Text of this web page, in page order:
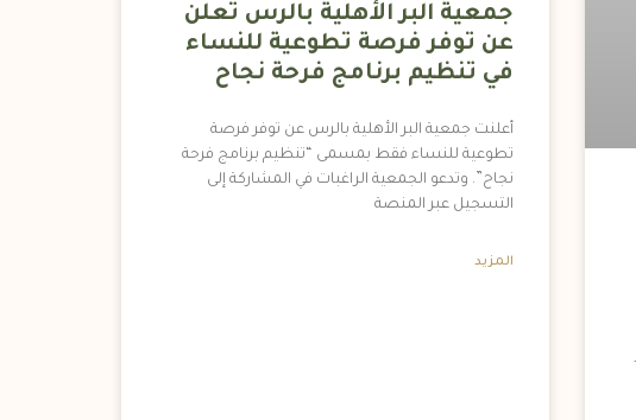
جمعية البر الأهلية بالرس تعلن
عن توفر فرصة تطوعية للنساء
في تنظيم برنامج فرحة نجاح
أعلنت جمعية البر الأهلية بالرس عن توفر فرصة
تطوعية للنساء فقط بمسمى “تنظيم برنامج فرحة
نجاح”. وتدعو الجمعية الراغبات في المشاركة إلى
التسجيل عبر المنصة
المزيد